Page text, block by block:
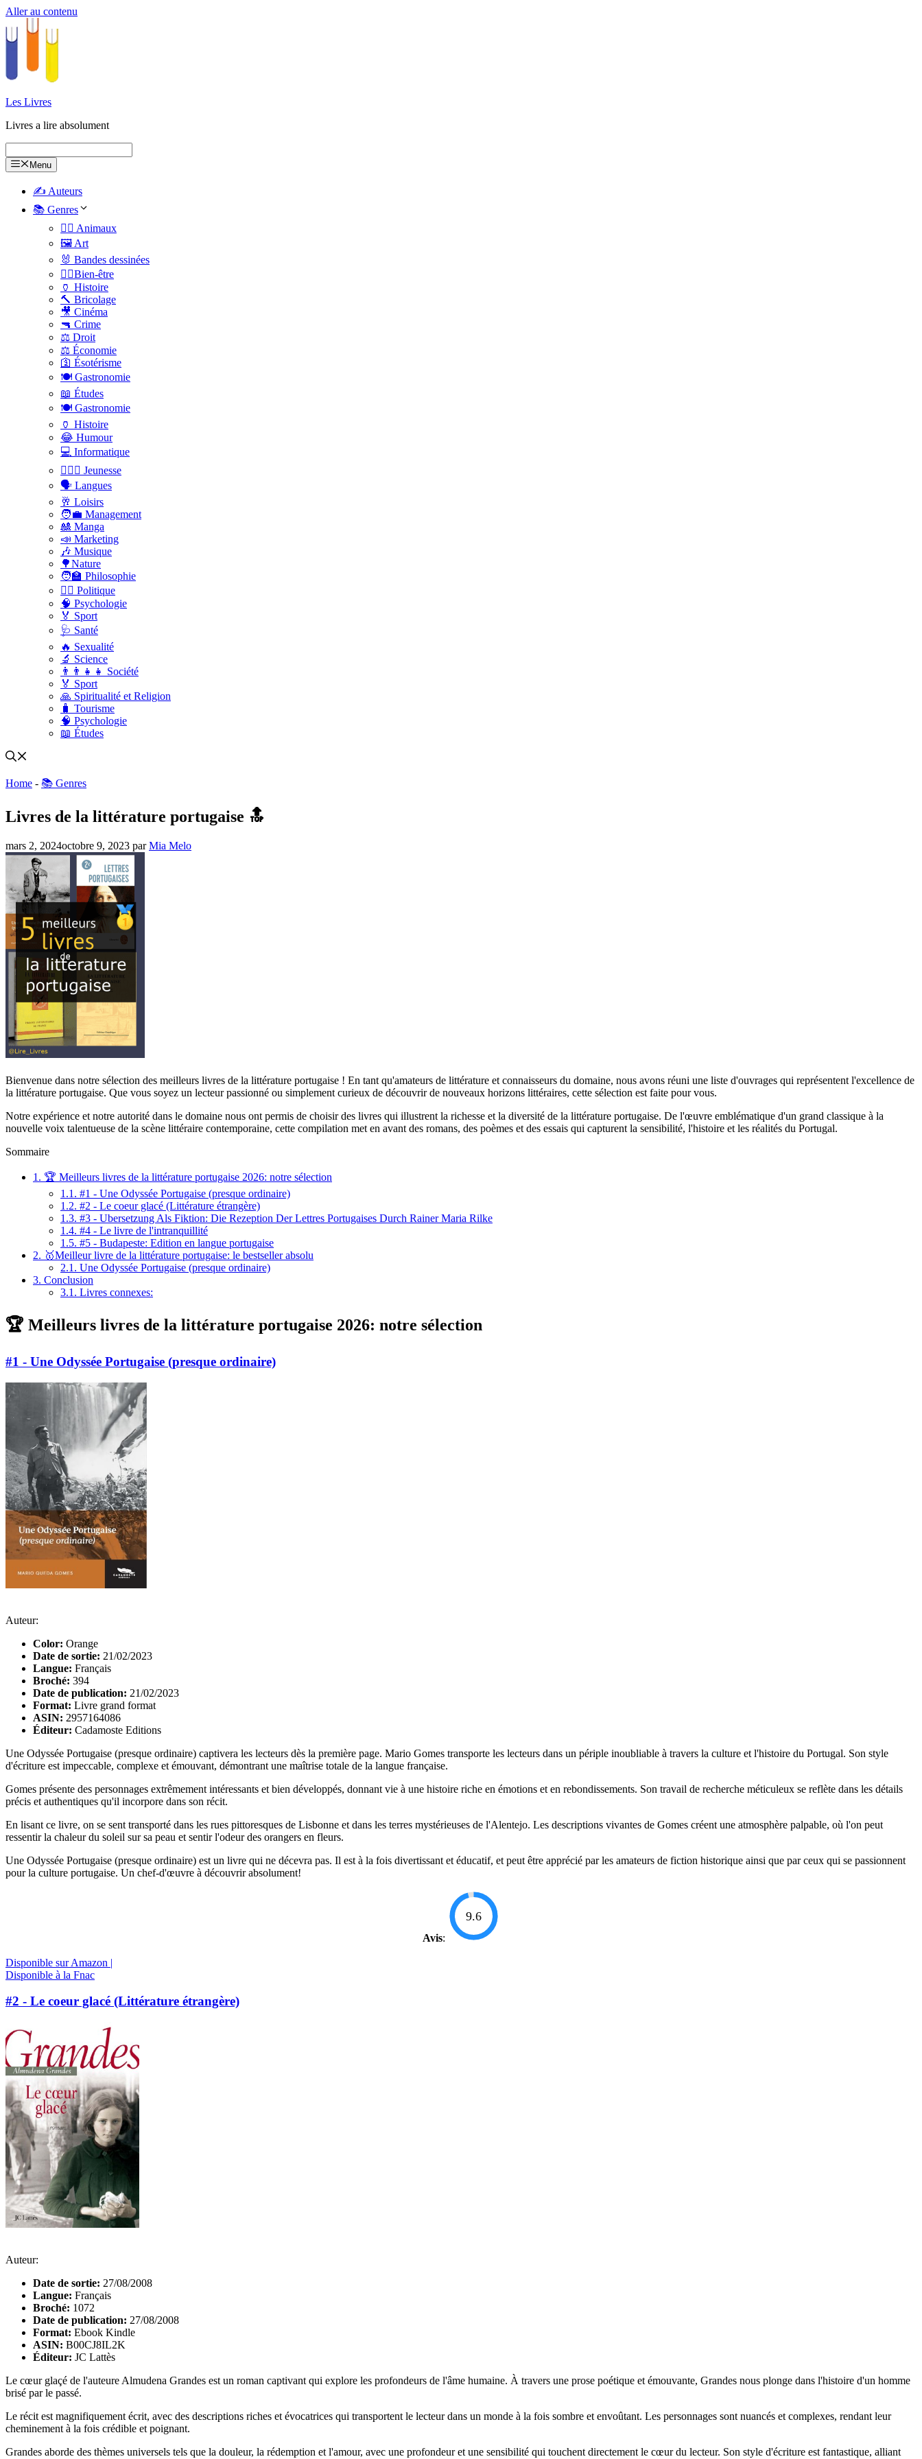
Aller au contenu
Les Livres
Livres a lire absolument
Menu
✍️ Auteurs
📚 Genres
🐕‍🦺 Animaux
🖼️ Art
🐰 Bandes dessinées
🧑‍⚕️Bien-être
🏺 Histoire
🔨 Bricolage
🎥 Cinéma
🔫 Crime
⚖️ Droit
⚖️ Économie
🛐 Ésotérisme
🍽️ Gastronomie
📖 Études
🍽️ Gastronomie
🏺 Histoire
😂 Humour
💻 Informatique
🤸🏽‍♀️ Jeunesse
🗣 Langues
🥂 Loisirs
🧑‍💼 Management
🎎 Manga
📣 Marketing
🎶 Musique
🌳Nature
🧑‍🏫 Philosophie
👨‍⚖️ Politique
🧠 Psychologie
🏅 Sport
🩺 Santé
🔥 Sexualité
🔬 Science
👨‍👨‍👧‍👧 Société
🏅 Sport
🙏 Spiritualité et Religion
🧳 Tourisme
🧠 Psychologie
📖 Études
Home - 📚 Genres
Livres de la littérature portugaise 🔝
mars 2, 2024octobre 9, 2023 parMia Melo
Bienvenue dans notre sélection des meilleurs livres de la littérature portugaise ! En tant qu'amateurs de littérature et connaisseurs du domaine, nous avons réuni une liste d'ouvrages qui représentent l'excellence de
la littérature portugaise. Que vous soyez un lecteur passionné ou simplement curieux de découvrir de nouveaux horizons littéraires, cette sélection est faite pour vous.
Notre expérience et notre autorité dans le domaine nous ont permis de choisir des livres qui illustrent la richesse et la diversité de la littérature portugaise. De l'œuvre emblématique d'un grand classique à la
nouvelle voix talentueuse de la scène littéraire contemporaine, cette compilation met en avant des romans, des poèmes et des essais qui capturent la sensibilité, l'histoire et les réalités du Portugal.
Sommaire
1. 🏆 Meilleurs livres de la littérature portugaise 2026: notre sélection
1.1. #1 - Une Odyssée Portugaise (presque ordinaire)
1.2. #2 - Le coeur glacé (Littérature étrangère)
1.3. #3 - Ubersetzung Als Fiktion: Die Rezeption Der Lettres Portugaises Durch Rainer Maria Rilke
1.4. #4 - Le livre de l'intranquillité
1.5. #5 - Budapeste: Edition en langue portugaise
2. 🥇Meilleur livre de la littérature portugaise: le bestseller absolu
2.1. Une Odyssée Portugaise (presque ordinaire)
3. Conclusion
3.1. Livres connexes:
🏆 Meilleurs livres de la littérature portugaise 2026: notre sélection
#1 - Une Odyssée Portugaise (presque ordinaire)
Auteur:
Color: Orange
Date de sortie: 21/02/2023
Langue: Français
Broché: 394
Date de publication: 21/02/2023
Format: Livre grand format
ASIN: 2957164086
Éditeur: Cadamoste Editions
Une Odyssée Portugaise (presque ordinaire) captivera les lecteurs dès la première page. Mario Gomes transporte les lecteurs dans un périple inoubliable à travers la culture et l'histoire du Portugal. Son style
d'écriture est impeccable, complexe et émouvant, démontrant une maîtrise totale de la langue française.
Gomes présente des personnages extrêmement intéressants et bien développés, donnant vie à une histoire riche en émotions et en rebondissements. Son travail de recherche méticuleux se reflète dans les détails
précis et authentiques qu'il incorpore dans son récit.
En lisant ce livre, on se sent transporté dans les rues pittoresques de Lisbonne et dans les terres mystérieuses de l'Alentejo. Les descriptions vivantes de Gomes créent une atmosphère palpable, où l'on peut
ressentir la chaleur du soleil sur sa peau et sentir l'odeur des orangers en fleurs.
Une Odyssée Portugaise (presque ordinaire) est un livre qui ne décevra pas. Il est à la fois divertissant et éducatif, et peut être apprécié par les amateurs de fiction historique ainsi que par ceux qui se passionnent
pour la culture portugaise. Un chef-d'œuvre à découvrir absolument!
Avis:
9.6
Disponible sur Amazon |
Disponible à la Fnac
#2 - Le coeur glacé (Littérature étrangère)
Auteur:
Date de sortie: 27/08/2008
Langue: Français
Broché: 1072
Date de publication: 27/08/2008
Format: Ebook Kindle
ASIN: B00CJ8IL2K
Éditeur: JC Lattès
Le cœur glaçé de l'auteure Almudena Grandes est un roman captivant qui explore les profondeurs de l'âme humaine. À travers une prose poétique et émouvante, Grandes nous plonge dans l'histoire d'un homme
brisé par le passé.
Le récit est magnifiquement écrit, avec des descriptions riches et évocatrices qui transportent le lecteur dans un monde à la fois sombre et envoûtant. Les personnages sont nuancés et complexes, rendant leur
cheminement à la fois crédible et poignant.
Grandes aborde des thèmes universels tels que la douleur, la rédemption et l'amour, avec une profondeur et une sensibilité qui touchent directement le cœur du lecteur. Son style d'écriture est fantastique, alliant